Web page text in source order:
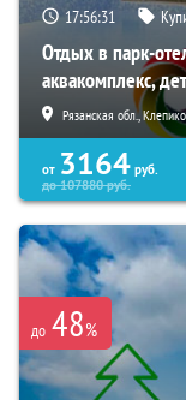
17:56:30
Отдых в парк-
аквакомплекс,
Рязанская обл.,
от 3164 руб.
до107880руб.
до 48%